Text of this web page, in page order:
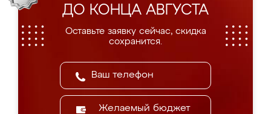
ДО КОНЦА АВГУСТА
Оставьте заявку сейчас, скидка
сохранится.
Желаемый бюджет